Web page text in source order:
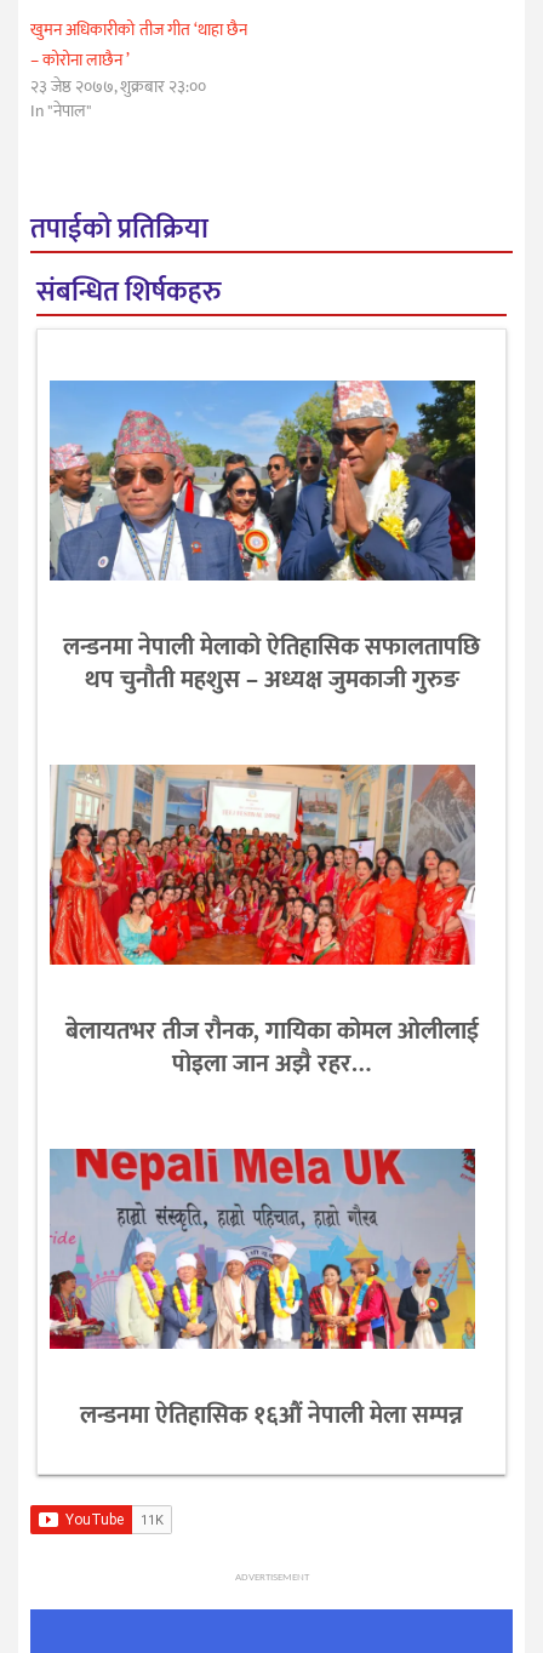
खुमन अधिकारीको तीज गीत ‘थाहा छैन
– कोरोना लाछैन ’
२३ जेष्ठ २०७७, शुक्रबार २३:००
In "नेपाल"
तपाईको प्रतिक्रिया
संबन्धित शिर्षकहरु
लन्डनमा नेपाली मेलाको ऐतिहासिक सफालतापछि
थप चुनौती महशुस – अध्यक्ष जुमकाजी गुरुङ
बेलायतभर तीज रौनक, गायिका कोमल ओलीलाई
पोइला जान अझै रहर…
लन्डनमा ऐतिहासिक १६औं नेपाली मेला सम्पन्न
ADVERTISEMENT